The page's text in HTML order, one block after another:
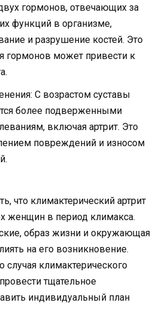
гормонов, отвечающих за
функций в организме,
и разрушение костей. Это
гормонов может привести к
С возрастом суставы
более подверженными
включая артрит. Это
повреждений и износом
что климактерический артрит
женщин в период климакса.
образ жизни и окружающая
на его возникновение.
случая климактерического
тщательное
индивидуальный план